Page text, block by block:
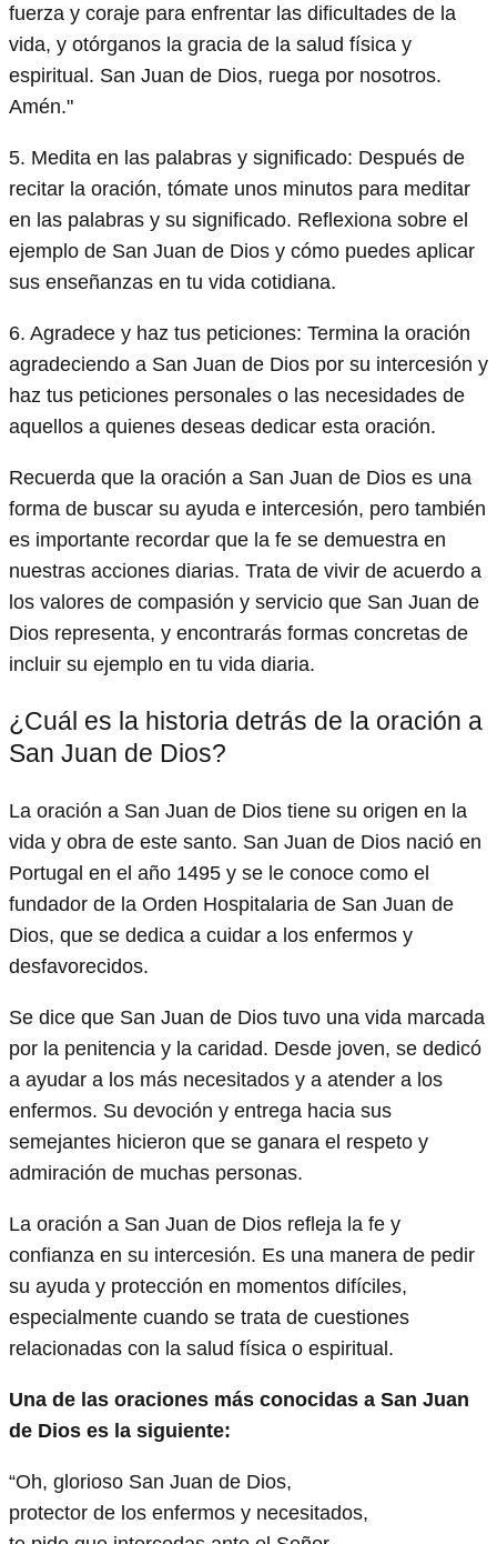
fuerza y coraje para enfrentar las dificultades de la
vida, y otórganos la gracia de la salud física y
espiritual. San Juan de Dios, ruega por nosotros.
Amén."
5. Medita en las palabras y significado: Después de
recitar la oración, tómate unos minutos para meditar
en las palabras y su significado. Reflexiona sobre el
ejemplo de San Juan de Dios y cómo puedes aplicar
sus enseñanzas en tu vida cotidiana.
6. Agradece y haz tus peticiones: Termina la oración
agradeciendo a San Juan de Dios por su intercesión y
haz tus peticiones personales o las necesidades de
aquellos a quienes deseas dedicar esta oración.
Recuerda que la oración a San Juan de Dios es una
forma de buscar su ayuda e intercesión, pero también
es importante recordar que la fe se demuestra en
nuestras acciones diarias. Trata de vivir de acuerdo a
los valores de compasión y servicio que San Juan de
Dios representa, y encontrarás formas concretas de
incluir su ejemplo en tu vida diaria.
¿Cuál es la historia detrás de la oración a
San Juan de Dios?
La oración a San Juan de Dios tiene su origen en la
vida y obra de este santo. San Juan de Dios nació en
Portugal en el año 1495 y se le conoce como el
fundador de la Orden Hospitalaria de San Juan de
Dios, que se dedica a cuidar a los enfermos y
desfavorecidos.
Se dice que San Juan de Dios tuvo una vida marcada
por la penitencia y la caridad. Desde joven, se dedicó
a ayudar a los más necesitados y a atender a los
enfermos. Su devoción y entrega hacia sus
semejantes hicieron que se ganara el respeto y
admiración de muchas personas.
La oración a San Juan de Dios refleja la fe y
confianza en su intercesión. Es una manera de pedir
su ayuda y protección en momentos difíciles,
especialmente cuando se trata de cuestiones
relacionadas con la salud física o espiritual.
Una de las oraciones más conocidas a San Juan
de Dios es la siguiente:
“Oh, glorioso San Juan de Dios,
protector de los enfermos y necesitados,